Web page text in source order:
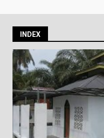
INDEX